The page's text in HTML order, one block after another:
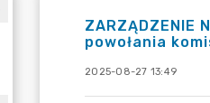
ZARZĄDZENIE
powołania
2025-08-27 13:49